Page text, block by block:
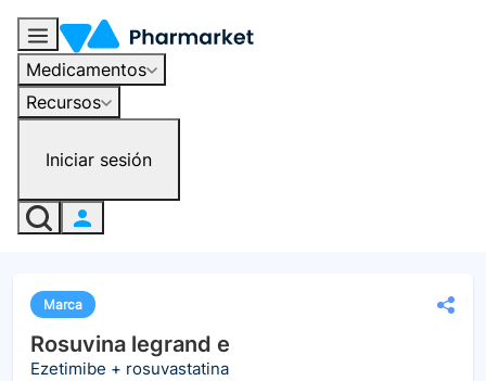
Medicamentos
Recursos
Iniciar sesión
Marca
Rosuvina legrand e
Ezetimibe + rosuvastatina